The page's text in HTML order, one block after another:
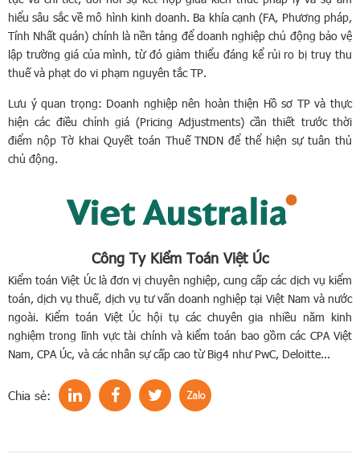
hiểu sâu sắc về mô hình kinh doanh. Ba khía cạnh (FA, Phương pháp,
Tính Nhất quán) chính là nền tảng để doanh nghiệp chủ động bảo vệ
lập trường giá của mình, từ đó giảm thiểu đáng kể rủi ro bị truy thu
thuế và phạt do vi phạm nguyên tắc TP.
Lưu ý quan trọng: Doanh nghiệp nên hoàn thiện Hồ sơ TP và thực
hiện các điều chỉnh giá (Pricing Adjustments) cần thiết trước thời
điểm nộp Tờ khai Quyết toán Thuế TNDN để thể hiện sự tuân thủ
chủ động.
Công Ty Kiểm Toán Việt Úc
Kiểm toán Việt Úc là đơn vị chuyên nghiệp, cung cấp các dịch vụ kiểm
toán, dịch vụ thuế, dịch vụ tư vấn doanh nghiệp tại Việt Nam và nước
ngoài. Kiểm toán Việt Úc hội tụ các chuyên gia nhiều năm kinh
nghiệm trong lĩnh vực tài chính và kiểm toán bao gồm các CPA Việt
Nam, CPA Úc, và các nhân sự cấp cao từ Big4 như PwC, Deloitte...
Chia sẻ: